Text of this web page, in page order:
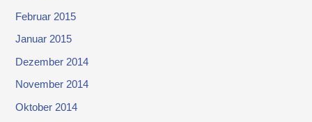
Februar 2015
Januar 2015
Dezember 2014
November 2014
Oktober 2014